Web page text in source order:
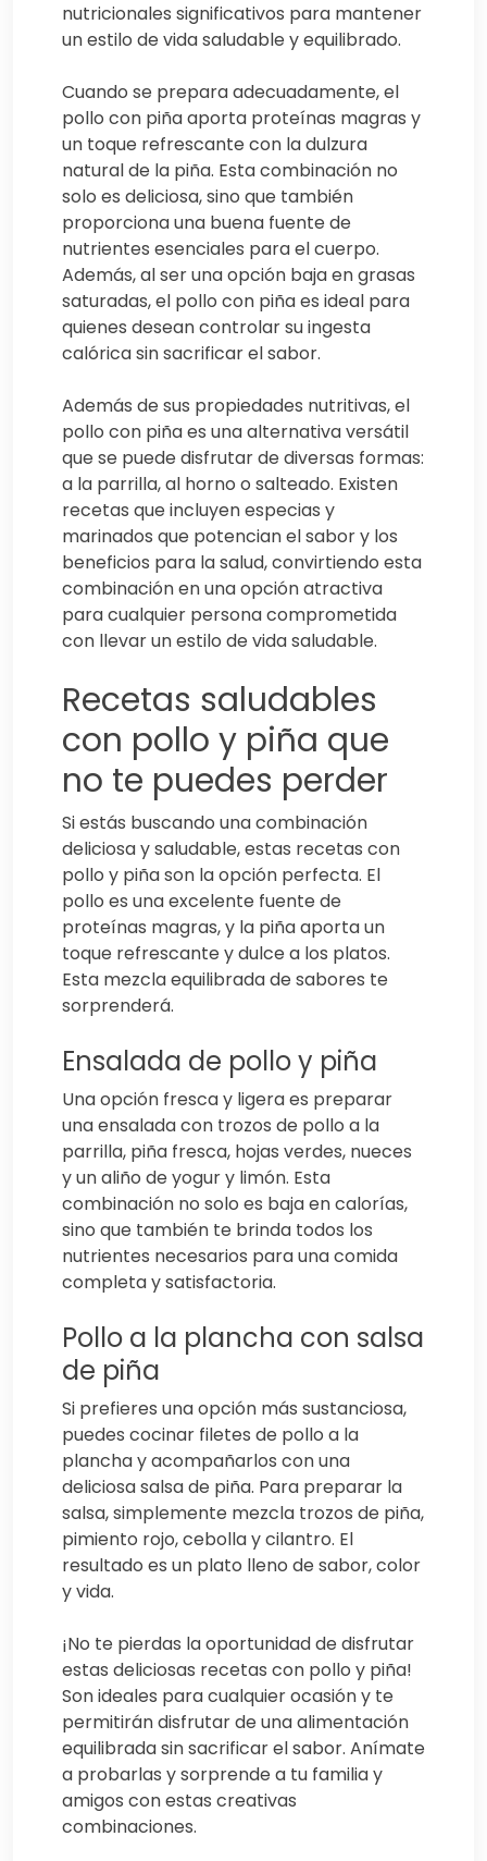
nutricionales significativos para mantener
un estilo de vida saludable y equilibrado.
Cuando se prepara adecuadamente, el
pollo con piña aporta proteínas magras y
un toque refrescante con la dulzura
natural de la piña. Esta combinación no
solo es deliciosa, sino que también
proporciona una buena fuente de
nutrientes esenciales para el cuerpo.
Además, al ser una opción baja en grasas
saturadas, el pollo con piña es ideal para
quienes desean controlar su ingesta
calórica sin sacrificar el sabor.
Además de sus propiedades nutritivas, el
pollo con piña es una alternativa versátil
que se puede disfrutar de diversas formas:
a la parrilla, al horno o salteado. Existen
recetas que incluyen especias y
marinados que potencian el sabor y los
beneficios para la salud, convirtiendo esta
combinación en una opción atractiva
para cualquier persona comprometida
con llevar un estilo de vida saludable.
Recetas saludables
con pollo y piña que
no te puedes perder
Si estás buscando una combinación
deliciosa y saludable, estas recetas con
pollo y piña son la opción perfecta. El
pollo es una excelente fuente de
proteínas magras, y la piña aporta un
toque refrescante y dulce a los platos.
Esta mezcla equilibrada de sabores te
sorprenderá.
Ensalada de pollo y piña
Una opción fresca y ligera es preparar
una ensalada con trozos de pollo a la
parrilla, piña fresca, hojas verdes, nueces
y un aliño de yogur y limón. Esta
combinación no solo es baja en calorías,
sino que también te brinda todos los
nutrientes necesarios para una comida
completa y satisfactoria.
Pollo a la plancha con salsa
de piña
Si prefieres una opción más sustanciosa,
puedes cocinar filetes de pollo a la
plancha y acompañarlos con una
deliciosa salsa de piña. Para preparar la
salsa, simplemente mezcla trozos de piña,
pimiento rojo, cebolla y cilantro. El
resultado es un plato lleno de sabor, color
y vida.
¡No te pierdas la oportunidad de disfrutar
estas deliciosas recetas con pollo y piña!
Son ideales para cualquier ocasión y te
permitirán disfrutar de una alimentación
equilibrada sin sacrificar el sabor. Anímate
a probarlas y sorprende a tu familia y
amigos con estas creativas
combinaciones.